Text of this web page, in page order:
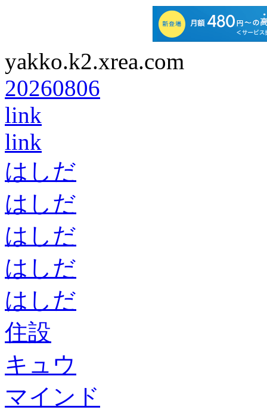
yakko.k2.xrea.com
20260806
link
link
はしだ
はしだ
はしだ
はしだ
はしだ
住設
キュウ
マインド